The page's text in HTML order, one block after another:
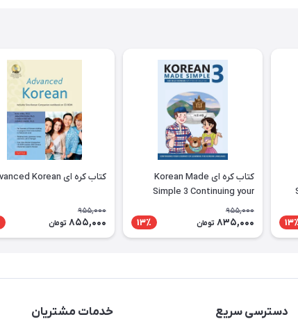
13٪
کتاب کره ای Korean Made
Simple 3 Continuing your
journey of learning the
Korean language
955,000
835,000 تومان 13٪
کتاب کره ای Advanced Korean
955,000
855,000 تومان
دسترسی سریع خدمات مشتریان